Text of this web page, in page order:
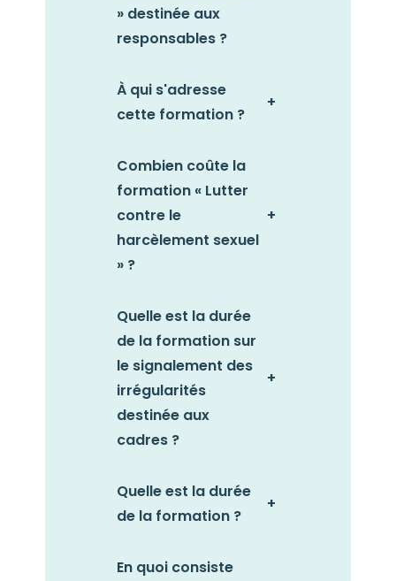
» destinée aux
responsables ?
À qui s'adresse
cette formation ?
+
Combien coûte la
formation « Lutter
contre le
harcèlement sexuel
» ?
+
Quelle est la durée
de la formation sur
le signalement des
irrégularités
destinée aux
cadres ?
+
Quelle est la durée
de la formation ?
+
En quoi consiste